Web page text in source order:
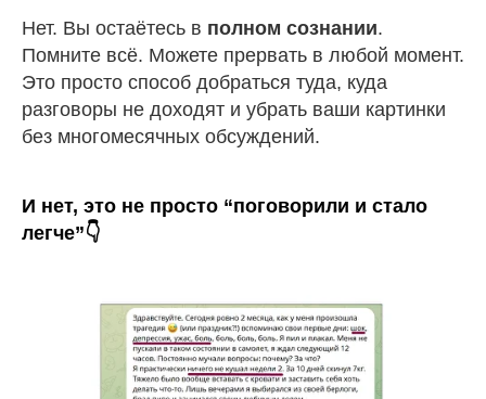
Нет. Вы остаётесь в полном сознании.
Помните всё. Можете прервать в любой момент.
Это просто способ добраться туда, куда
разговоры не доходят и убрать ваши картинки
без многомесячных обсуждений.
И нет, это не просто “поговорили и стало
легче”👇